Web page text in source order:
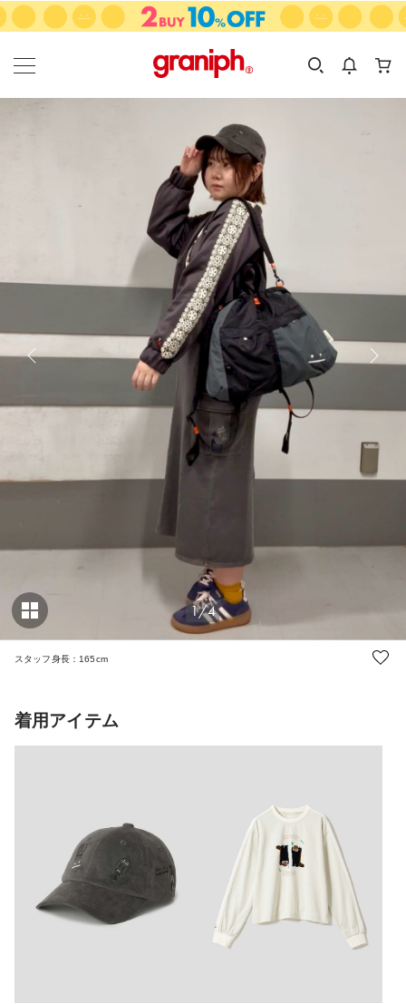
カテゴリーから探す
KIDS
カテゴリ
サイズ
1/4
スタッフ身長：165cm
着用アイテム